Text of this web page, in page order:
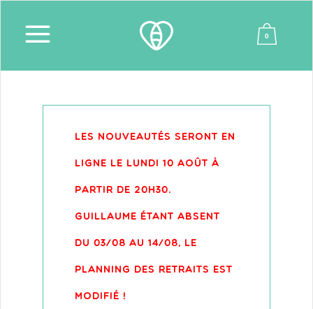
0
LES NOUVEAUTÉS SERONT EN
LIGNE LE LUNDI 10 AOÛT À
PARTIR DE 20H30.
GUILLAUME ÉTANT ABSENT
DU 03/08 AU 14/08, LE
PLANNING DES RETRAITS EST
MODIFIÉ !